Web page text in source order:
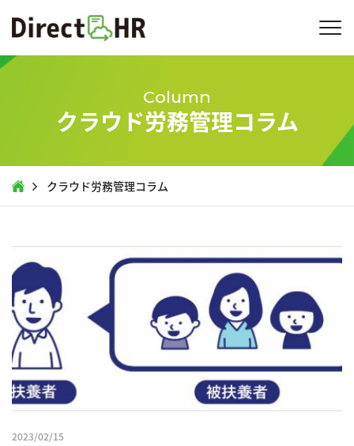
Column
クラウド労務管理コラム
クラウド労務管理コラム
2023/02/15